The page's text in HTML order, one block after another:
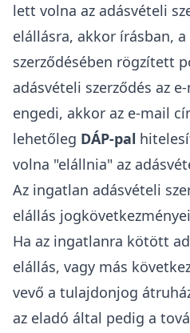
lett volna az adásvételi
elállásra, akkor írásban,
szerződésében rögzített
adásvételi szerződés az
engedi, akkor az e-mail
lehetőleg DÁP-pal
volna "elállnia" az
Az ingatlan adásvételi
elállás jogkövetkezményei
Ha az ingatlanra kötött
elállás, vagy más
vevő a tulajdonjog
az eladó által pedig a